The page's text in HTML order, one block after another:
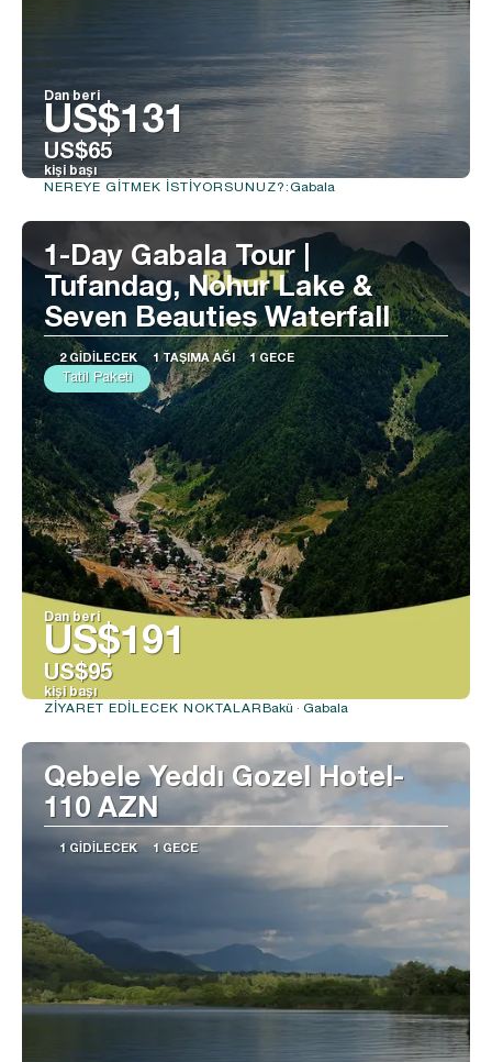
Dan beri
US$131
US$65
kişi başı
NEREYE GITMEK ISTIYORSUNUZ?: Gabala
1-Day Gabala Tour |
Tufandag, Nohur Lake &
Seven Beauties Waterfall
2 GIDILECEK 1 TAŞIMA AĞI 1 GECE
Tatil Paketi
Dan beri
US$191
US$95
kişi başı
ZIYARET EDILECEK NOKTALAR Bakü · Gabala
Qebele Yeddı Gozel Hotel-
110 AZN
1 GIDILECEK 1 GECE